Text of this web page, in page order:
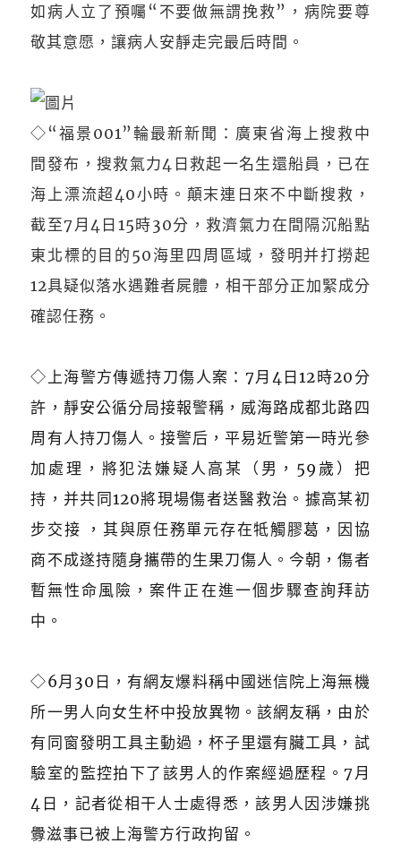
如病人立了預囑“不要做無謂挽救”，病院要尊
敬其意愿，讓病人安靜走完最后時間。
◇“福景001”輪最新新聞：廣東省海上搜救中
間發布，搜救氣力4日救起一名生還船員，已在
海上漂流超40小時。顛末連日來不中斷搜救，
截至7月4日15時30分，救濟氣力在間隔沉船點
東北標的目的50海里四周區域，發明并打撈起
12具疑似落水遇難者屍體，相干部分正加緊成分
確認任務。
◇上海警方傳遞持刀傷人案：7月4日12時20分
許，靜安公循分局接報警稱，威海路成都北路四
周有人持刀傷人。接警后，平易近警第一時光參
加處理，將犯法嫌疑人高某（男，59歲）把
持，并共同120將現場傷者送醫救治。據高某初
步交接 ，其與原任務單元存在牴觸膠葛，因協
商不成遂持隨身攜帶的生果刀傷人。今朝，傷者
暫無性命風險，案件正在進一個步驟查詢拜訪
中。
◇6月30日，有網友爆料稱中國迷信院上海無機
所一男人向女生杯中投放異物。該網友稱，由於
有同窗發明工具主動過，杯子里還有臟工具，試
驗室的監控拍下了該男人的作案經過歷程。7月
4日，記者從相干人士處得悉，該男人因涉嫌挑
釁滋事已被上海警方行政拘留。